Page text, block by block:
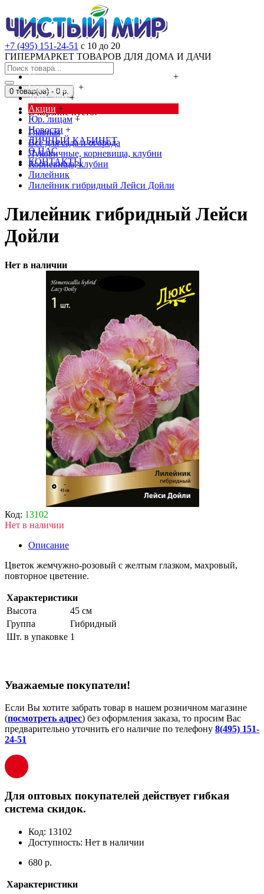
+7 (495) 151-24-51 с 10 до 20
ГИПЕРМАРКЕТ ТОВАРОВ ДЛЯ ДОМА И ДАЧИ
Cредства от насекомых и грызунов
+
Сад, огород +
Дача, дом +
Акции +
Юр. лицам +
Новости +
ЛИЧНЫЙ КАБИНЕТ
О НАС
КОНТАКТЫ
0 товар(ов) - 0 р.
В корзине пусто!
Главная
Всё для сада и огорода
Луковичные, корневища, клубни
Корневища, клубни
Лилейник
Лилейник гибридный Лейси Дойли
Лилейник гибридный Лейси
Дойли
Нет в наличии
Код: 13102
Нет в наличии
Описание
Цветок жемчужно-розовый с желтым глазком, махровый,
повторное цветение.
Характеристики
Высота
45 см
Группа
Гибридный
Шт. в упаковке 1
Уважаемые покупатели!
Если Вы хотите забрать товар в нашем розничном магазине
(посмотреть адрес) без оформления заказа, то просим Вас
предварительно уточнить его наличие по телефону 8(495) 151-
24-51
Для оптовых покупателей действует гибкая
система скидок.
Код: 13102
Доступность: Нет в наличии
680 р.
Характеристики